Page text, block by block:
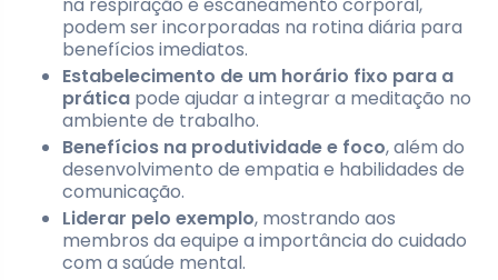
podem ser incorporadas na rotina diária para
benefícios imediatos.
Estabelecimento de um horário fixo para a
prática pode ajudar a integrar a meditação no
ambiente de trabalho.
Benefícios na produtividade e foco, além do
desenvolvimento de empatia e habilidades de
comunicação.
Liderar pelo exemplo, mostrando aos
membros da equipe a importância do cuidado
com a saúde mental.